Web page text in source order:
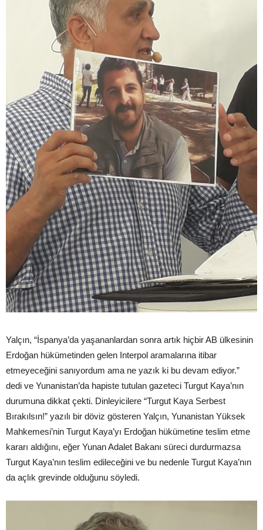
Yalçın, “İspanya’da yaşananlardan sonra artık hiçbir AB ülkesinin
Erdoğan hükümetinden gelen Interpol aramalarına itibar
etmeyeceğini sanıyordum ama ne yazık ki bu devam ediyor.”
dedi ve Yunanistan’da hapiste tutulan gazeteci Turgut Kaya’nın
durumuna dikkat çekti. Dinleyicilere “Turgut Kaya Serbest
Bırakılsın!” yazılı bir döviz gösteren Yalçın, Yunanistan Yüksek
Mahkemesi’nin Turgut Kaya’yı Erdoğan hükümetine teslim etme
kararı aldığını, eğer Yunan Adalet Bakanı süreci durdurmazsa
Turgut Kaya’nın teslim edileceğini ve bu nedenle Turgut Kaya’nın
da açlık grevinde olduğunu söyledi.